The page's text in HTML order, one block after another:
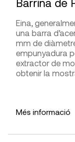
Presa de
Interpretació de
PCE Instruments
DISTRIBUÏDORS
Eina,
una barra
mm de
empunyadura
extractor de
obtenir la
Extreure
de galeries
Més informació